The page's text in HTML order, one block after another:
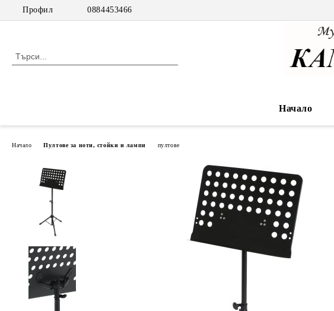
Профил 0884453466
Начало
Начало Пултове за ноти, стойки и лампи пултове